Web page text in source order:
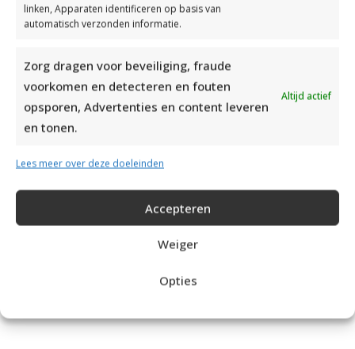
linken, Apparaten identificeren op basis van
automatisch verzonden informatie.
Zorg dragen voor beveiliging, fraude
voorkomen en detecteren en fouten
opsporen, Advertenties en content leveren
en tonen.
Altijd actief
Lees meer over deze doeleinden
Accepteren
Weiger
Opties